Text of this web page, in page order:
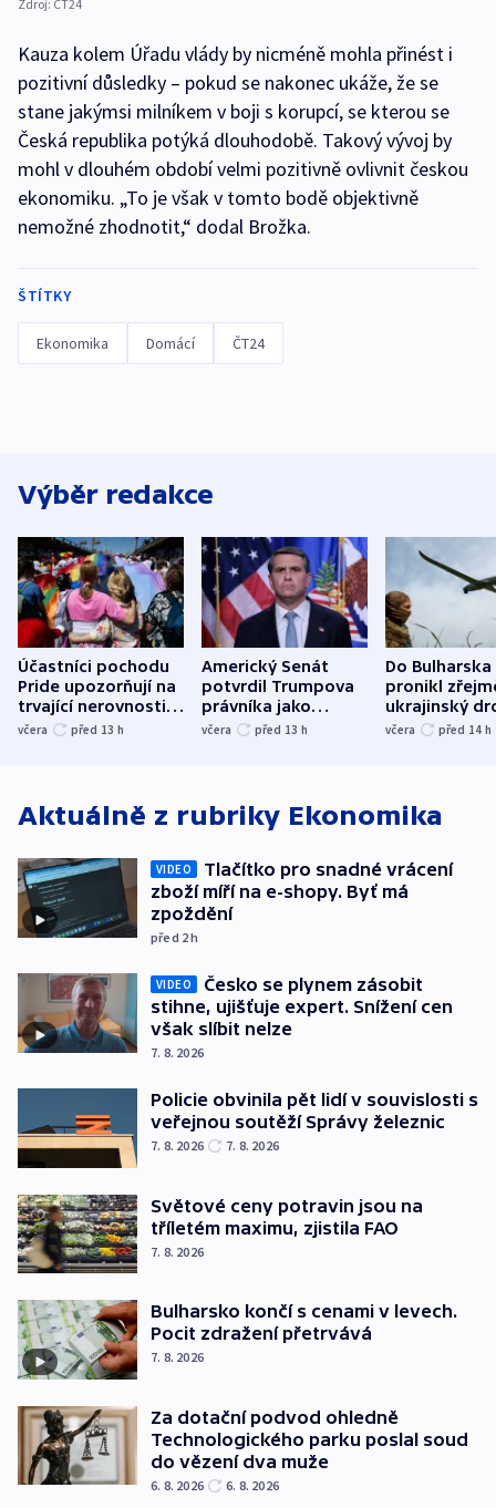
Zdroj: ČT24
Kauza kolem Úřadu vlády by nicméně mohla přinést i
pozitivní důsledky – pokud se nakonec ukáže, že se
stane jakýmsi milníkem v boji s korupcí, se kterou se
Česká republika potýká dlouhodobě. Takový vývoj by
mohl v dlouhém období velmi pozitivně ovlivnit českou
ekonomiku. „To je však v tomto bodě objektivně
nemožné zhodnotit,“ dodal Brožka.
ŠTÍTKY
Ekonomika Domácí ČT24
Výběr redakce
Účastníci pochodu
Pride upozorňují na
trvající nerovnosti i
společenskou
včera před 13 h
Americký Senát
potvrdil Trumpova
právníka jako
ministra
včera před 13 h
Do Bulharska
pronikl
ukrajinský
explodoval
včera před 14 h
Aktuálně z rubriky Ekonomika
VIDEO
Tlačítko pro snadné vrácení
zboží míří na e-shopy. Byť má
zpoždění
před 2h
VIDEO
Česko se plynem zásobit
stihne, ujišťuje expert. Snížení cen
však slíbit nelze
7. 8. 2026
Policie obvinila pět lidí v souvislosti s
veřejnou soutěží Správy železnic
7. 8. 2026 7. 8. 2026
Světové ceny potravin jsou na
tříletém maximu, zjistila FAO
7. 8. 2026
Bulharsko končí s cenami v levech.
Pocit zdražení přetrvává
7. 8. 2026
Za dotační podvod ohledně
Technologického parku poslal soud
do vězení dva muže
6. 8. 2026 6. 8. 2026